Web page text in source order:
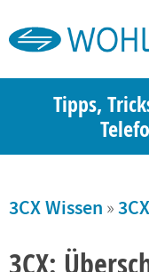
Tipps,
3CX Wissen »
3CX: